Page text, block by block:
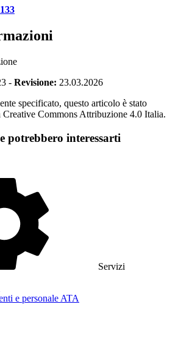
- Revisione: 23.03.2026
specificato, questo articolo è stato
Creative Commons Attribuzione 4.0 Italia.
potrebbero interessarti
Servizi
e personale ATA